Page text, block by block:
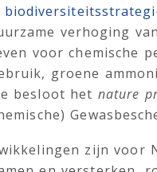
verhoging
voor chemische
groene
besloot hetnature
zijn voor